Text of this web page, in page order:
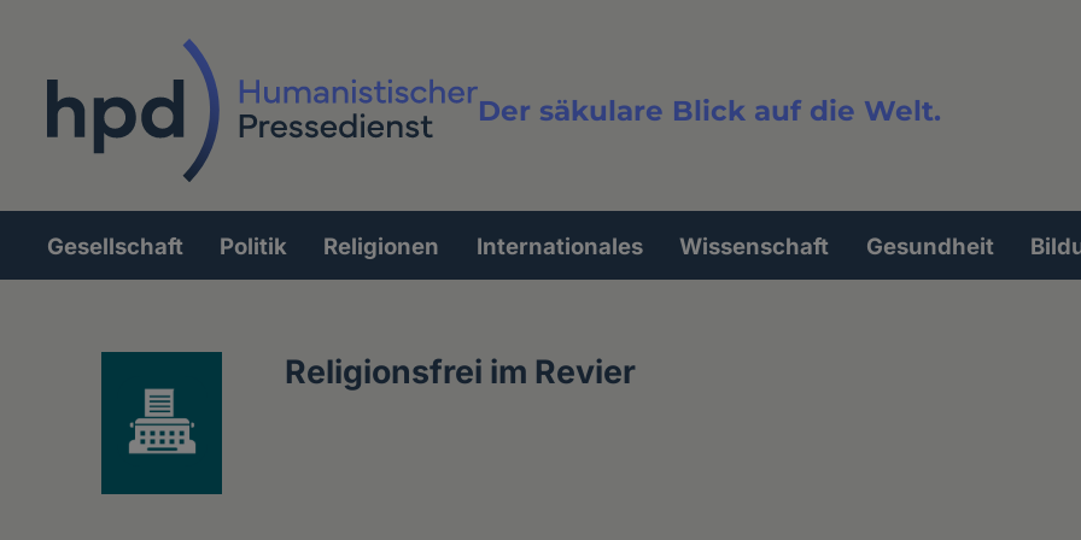
Der säkulare Blick auf die Welt.
Volltextsuche
Hauptnavigation
Gesellschaft Politik Religionen Internationales Wissenschaft Gesundheit
Religionsfrei im Revier